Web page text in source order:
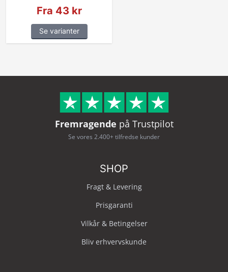
Fra 43 kr
Se varianter
Fremragende på Trustpilot
Se vores 2.400+ tilfredse kunder
SHOP
Fragt & Levering
Prisgaranti
Vilkår & Betingelser
Bliv erhvervskunde